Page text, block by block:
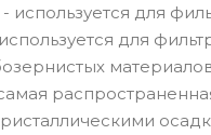
- используется для
для